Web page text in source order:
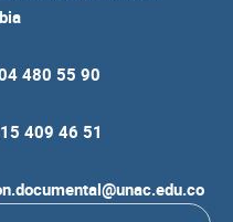
480 55 90
409 46 51